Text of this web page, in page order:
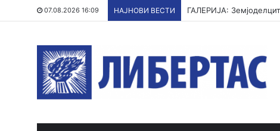
07.08.2026 16:09 НАЈНОВИ ВЕСТИ